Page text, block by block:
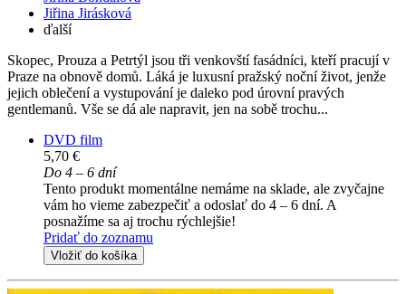
Jiřina Jirásková
ďalší
Skopec, Prouza a Petrtýl jsou tři venkovští fasádníci, kteří pracují v
Praze na obnově domů. Láká je luxusní pražský noční život, jenže
jejich oblečení a vystupování je daleko pod úrovní pravých
gentlemanů. Vše se dá ale napravit, jen na sobě trochu...
DVD film
5,70 €
Do 4 – 6 dní
Tento produkt momentálne nemáme na sklade, ale zvyčajne
vám ho vieme zabezpečiť a odoslať do 4 – 6 dní. A
posnažíme sa aj trochu rýchlejšie!
Pridať do zoznamu
Vložiť do košíka